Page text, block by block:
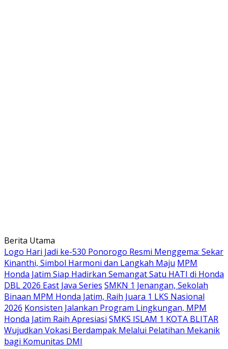
Langsung
ke
konten
Berita Utama
Logo Hari Jadi ke-530 Ponorogo Resmi Menggema: Sekar
Kinanthi, Simbol Harmoni dan Langkah Maju MPM
Honda Jatim Siap Hadirkan Semangat Satu HATI di Honda
DBL 2026 East Java Series SMKN 1 Jenangan, Sekolah
Binaan MPM Honda Jatim, Raih Juara 1 LKS Nasional
2026 Konsisten Jalankan Program Lingkungan, MPM
Honda Jatim Raih Apresiasi SMKS ISLAM 1 KOTA BLITAR
Wujudkan Vokasi Berdampak Melalui Pelatihan Mekanik
bagi Komunitas DMI